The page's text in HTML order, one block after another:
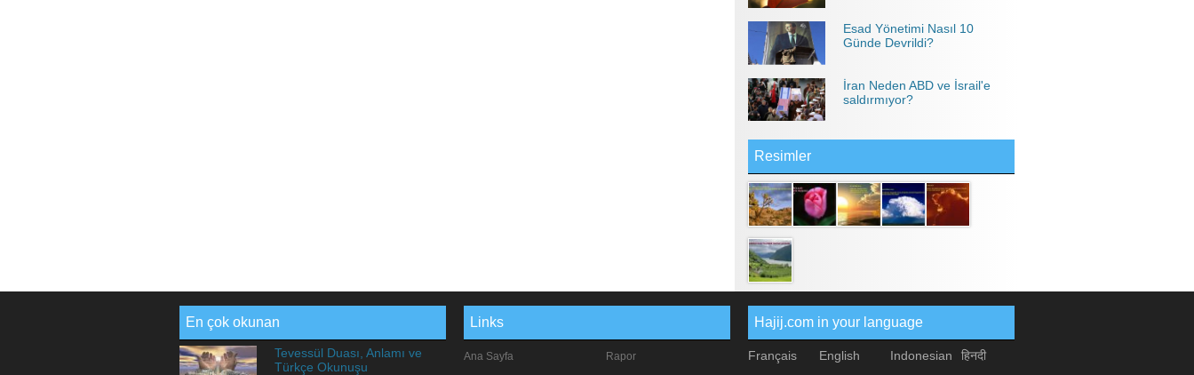
Esad Yönetimi Nasıl 10
Günde Devrildi?
İran Neden ABD ve İsrail'e
saldırmıyor?
Resimler
En çok okunan
Tevessül Duası, Anlamı ve
Türkçe Okunuşu
Links
Ana Sayfa Rapor
Hajij.com in your language
Français English Indonesian हिनदी